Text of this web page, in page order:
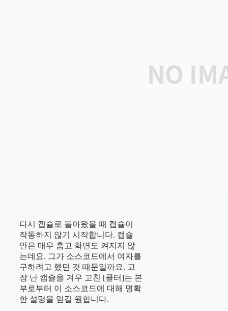
다시 캡슐로 돌아왔을 때 캡슐이
작동하지 않기 시작합니다. 캡슐
안은 매우 춥고 화면도 켜지지 않
는데요. 그가 소스코드에서 여자를
구하려고 했던 것 때문일까요. 고
장 난 캡슐을 겨우 고친 [콜터]는 본
부로부터 이 소스코드에 대해 명확
한 설명을 얻길 원합니다.